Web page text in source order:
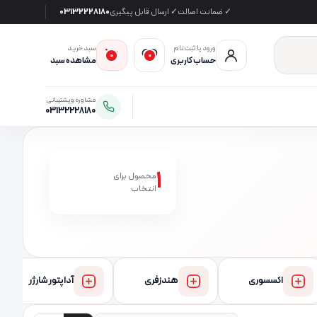
✓ ضمانت اصالت✓ ارسال قابل پیگیری03132228180
ورود یا ثبت‌نام
حساب کاربری 0
0
سبد خرید
مشاهده سبد
مشاوره و پشتیبانی
03132228180
1محصول برای
انتخاب
اکسسوری هندزفری آداپتور شارژر